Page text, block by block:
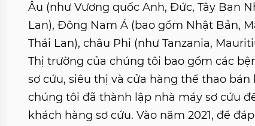
Âu (như Vương quốc Anh, Đức, Tây Ban
Lan), Đông Nam Á (bao gồm Nhật Bản,
Thái Lan), châu Phi (như Tanzania,
Thị trường của chúng tôi bao gồm các
sơ cứu, siêu thị và cửa hàng thể thao bán
chúng tôi đã thành lập nhà máy sơ cứu
khách hàng sơ cứu. Vào năm 2021, để